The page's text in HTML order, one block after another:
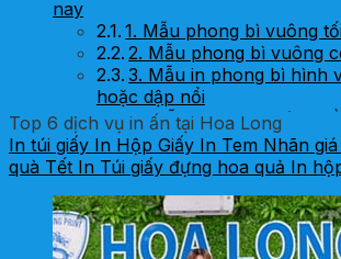
nay
1. Mẫu phong bì vuông
2. Mẫu phong bì vuông
3. Mẫu in phong bì hình
hoặc dập nổi
4. Mẫu bao thư vuông
5. Mẫu phong bì vuông
tạo
Kích thước phổ biến khi in
những lưu ý quan trọng
Các kích thước phong bì
dùng
Top 6 dịch vụ in ấn tại Hoa Long
In túi giấy In Hộp Giấy In Tem Nhãn
quà Tết In Túi giấy đựng hoa quả In